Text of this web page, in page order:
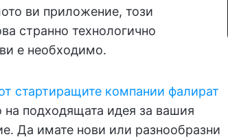
ви приложение, този
странно технологично
е необходимо.
стартиращите компании фалират
подходящата идея за вашия
Да имате нови или разнообразни